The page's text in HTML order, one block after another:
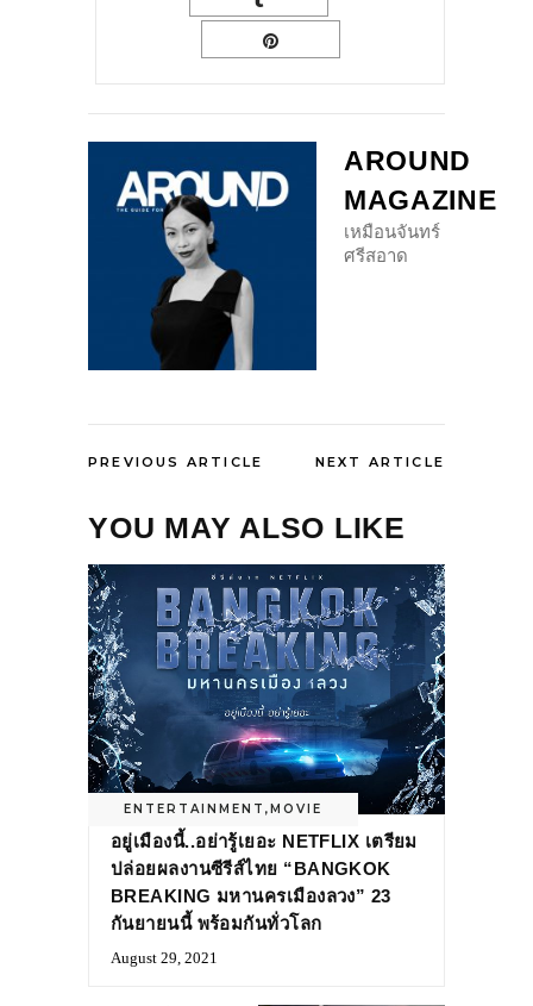
AROUND
MAGAZINE
เหมือนจันทร์
ศรีสอาด
PREVIOUS ARTICLE NEXT ARTICLE
YOU MAY ALSO LIKE
ENTERTAINMENT ,MOVIE
อยู่เมืองนี้..อย่ารู้เยอะ NETFLIX เตรียม
ปล่อยผลงานซีรีส์ไทย “BANGKOK
BREAKING มหานครเมืองลวง” 23
กันยายนนี้ พร้อมกันทั่วโลก
August 29, 2021